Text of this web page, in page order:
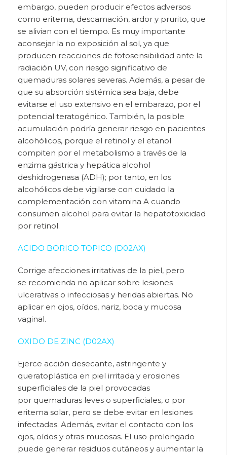
embargo, pueden producir efectos adversos
como eritema, descamación, ardor y prurito, que
se alivian con el tiempo. Es muy importante
aconsejar la no exposición al sol, ya que
producen reacciones de fotosensibilidad ante la
radiación UV, con riesgo significativo de
quemaduras solares severas. Además, a pesar de
que su absorción sistémica sea baja, debe
evitarse el uso extensivo en el embarazo, por el
potencial teratogénico. También, la posible
acumulación podría generar riesgo en pacientes
alcohólicos, porque el retinol y el etanol
compiten por el metabolismo a través de la
enzima gástrica y hepática alcohol
deshidrogenasa (ADH); por tanto, en los
alcohólicos debe vigilarse con cuidado la
complementación con vitamina A cuando
consumen alcohol para evitar la hepatotoxicidad
por retinol.
ACIDO BORICO TOPICO (D02AX)
Corrige afecciones irritativas de la piel, pero
se recomienda no aplicar sobre lesiones
ulcerativas o infecciosas y heridas abiertas. No
aplicar en ojos, oídos, nariz, boca y mucosa
vaginal.
OXIDO DE ZINC (D02AX)
Ejerce acción desecante, astringente y
queratoplástica en piel irritada y erosiones
superficiales de la piel provocadas
por quemaduras leves o superficiales, o por
eritema solar, pero se debe evitar en lesiones
infectadas. Además, evitar el contacto con los
ojos, oídos y otras mucosas. El uso prolongado
puede generar residuos cutáneos y aumentar la